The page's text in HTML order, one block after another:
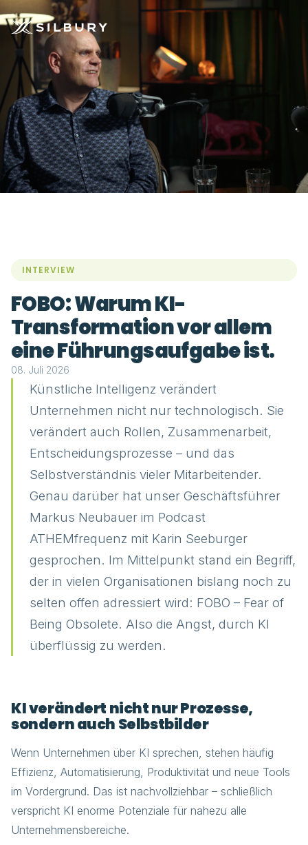
INTERVIEW
FOBO: Warum KI-
Transformation vor allem
eine Führungsaufgabe ist.
08. Juli 2026
Künstliche Intelligenz verändert
Unternehmen nicht nur technologisch. Sie
verändert auch Rollen, Zusammenarbeit,
Entscheidungsprozesse – und das
Selbstverständnis vieler Mitarbeitender.
Genau darüber hat unser Geschäftsführer
Markus Neubauer im Podcast
ATHEMfrequenz mit Karin Seeburger
gesprochen. Im Mittelpunkt stand ein Begriff,
der in vielen Organisationen bislang noch zu
selten offen adressiert wird: FOBO – Fear of
Being Obsolete. Also die Angst, durch KI
überflüssig zu werden.
KI verändert nicht nur Prozesse,
sondern auch Selbstbilder
Wenn Unternehmen über KI sprechen, stehen häufig
Effizienz, Automatisierung, Produktivität und neue Tools
im Vordergrund. Das ist nachvollziehbar – schließlich
verspricht KI enorme Potenziale für nahezu alle
Unternehmensbereiche.